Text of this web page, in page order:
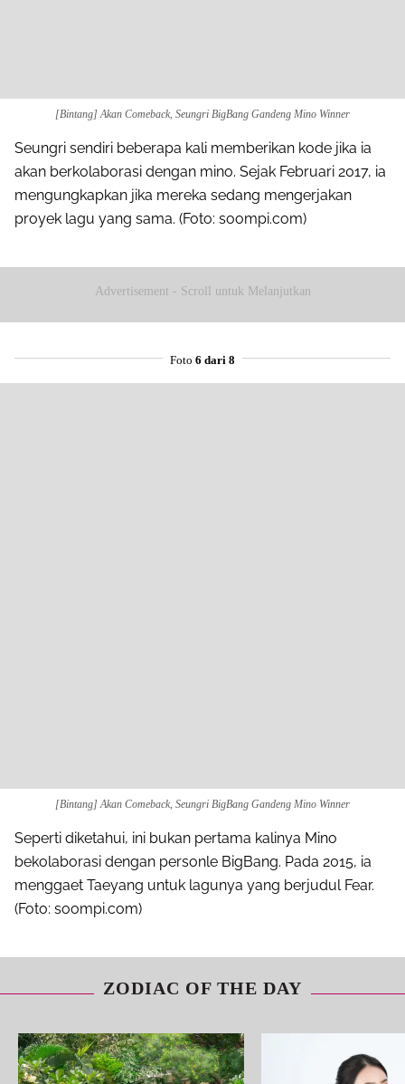
[Bintang] Akan Comeback, Seungri BigBang Gandeng Mino Winner
Seungri sendiri beberapa kali memberikan kode jika ia
akan berkolaborasi dengan mino. Sejak Februari 2017, ia
mengungkapkan jika mereka sedang mengerjakan
proyek lagu yang sama. (Foto: soompi.com)
Advertisement - Scroll untuk Melanjutkan
Foto 6 dari 8
[Bintang] Akan Comeback, Seungri BigBang Gandeng Mino Winner
Seperti diketahui, ini bukan pertama kalinya Mino
bekolaborasi dengan personle BigBang. Pada 2015, ia
menggaet Taeyang untuk lagunya yang berjudul Fear.
(Foto: soompi.com)
ZODIAC OF THE DAY
Mail